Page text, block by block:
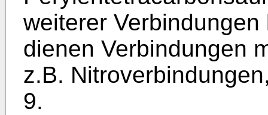
weiterer
dienen Verbindungen
z.B.
9.